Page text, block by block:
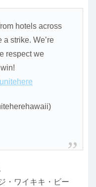
hotels across
strike. We’re
respect we
・ワイキキ・ビー